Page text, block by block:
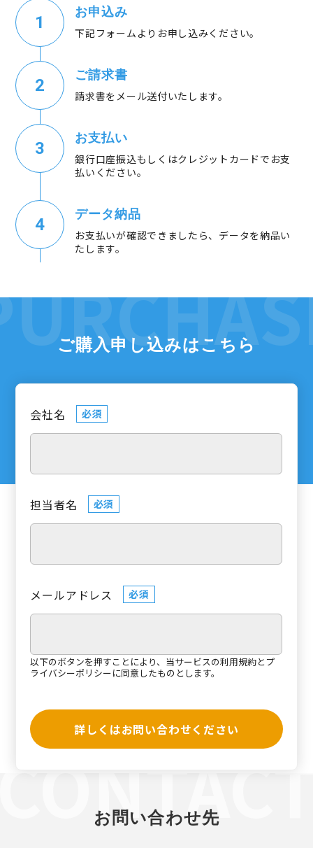
お申込み
下記フォームよりお申し込みください。
ご請求書
請求書をメール送付いたします。
お支払い
銀行口座振込もしくはクレジットカードでお支
払いください。
データ納品
お支払いが確認できましたら、データを納品い
たします。
ご購入申し込みはこちら
会社名 必須
担当者名 必須
メールアドレス 必須
以下のボタンを押すことにより、当サービスの利用規約と プ
ライバシーポリシーに同意したものとします。
詳しくはお問い合わせください
お問い合わせ先